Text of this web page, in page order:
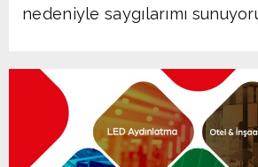
nedeniyle saygılarımı